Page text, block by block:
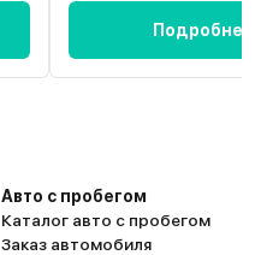
Подробнее
Авто с пробегом
Каталог авто с пробегом
Заказ автомобиля